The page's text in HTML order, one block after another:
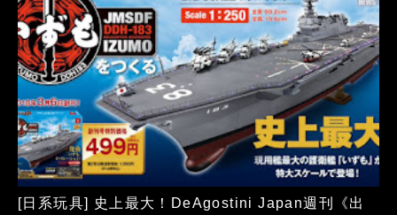
[日系玩具] 史上最大！DeAgostini Japan週刊《出